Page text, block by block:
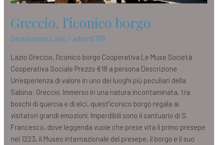
Greccio, l’iconico borgo
Destinazioni Lazio / admin5776
Lazio Greccio, l’iconico borgo Cooperativa Le Muse Società
Cooperativa Sociale Prezzo €18 a persona Descrizione
Un’esperienza di valore in uno dei luoghi più peculiari della
Sabina: Greccio. Immerso in una natura incontaminata, tra
boschi di quercia e di elci, quest’iconico borgo regala ai
visitatori grandi emozioni. Imperdibili sono il santuario di S.
Francesco, dove leggenda vuole che prese vita il primo presepe
nel 1223, il Museo internazionale del presepe, il borgo e il suo